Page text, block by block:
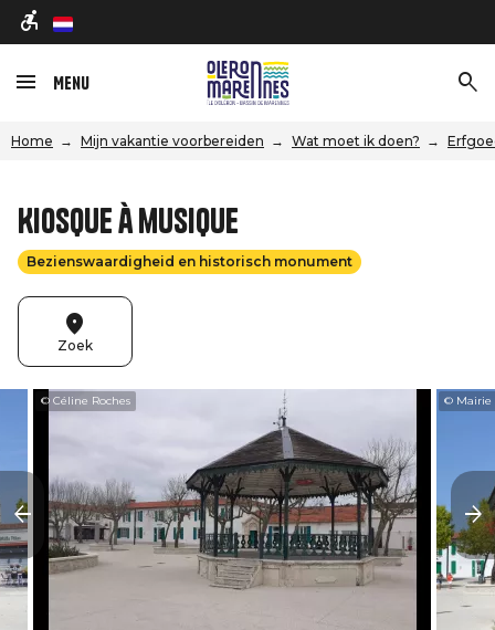
nl
Menu
Home Mijn vakantie voorbereiden Wat moet ik doen?
Kiosque à musique
Bezienswaardigheid en historisch monument
Zoek
© Céline Roches © Mairie